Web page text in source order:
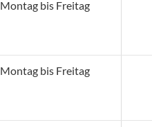
Montag bis Freitag
Montag bis Freitag